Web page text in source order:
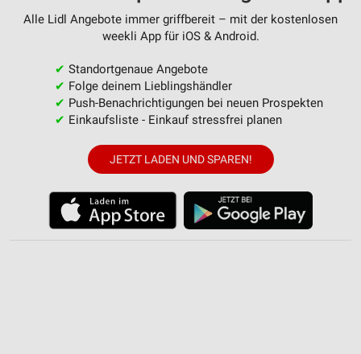
Alle Lidl Angebote immer griffbereit – mit der kostenlosen
weekli App für iOS & Android.
✔ Standortgenaue Angebote
✔ Folge deinem Lieblingshändler
✔ Push-Benachrichtigungen bei neuen Prospekten
✔ Einkaufsliste - Einkauf stressfrei planen
JETZT LADEN UND SPAREN!
Messung der Werbeleistung
Analyse von Zielgruppen durch Statistiken oder
Kombinationen von Daten aus verschiedenen
Quellen
Entwicklung und Verbesserung der Angebote
Inhalten
IAB-Besonderheiten: